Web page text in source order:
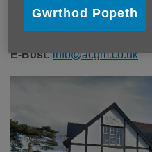
LL54 7UW
E-Bost: info@acgm.co.uk
Gwrthod Popeth